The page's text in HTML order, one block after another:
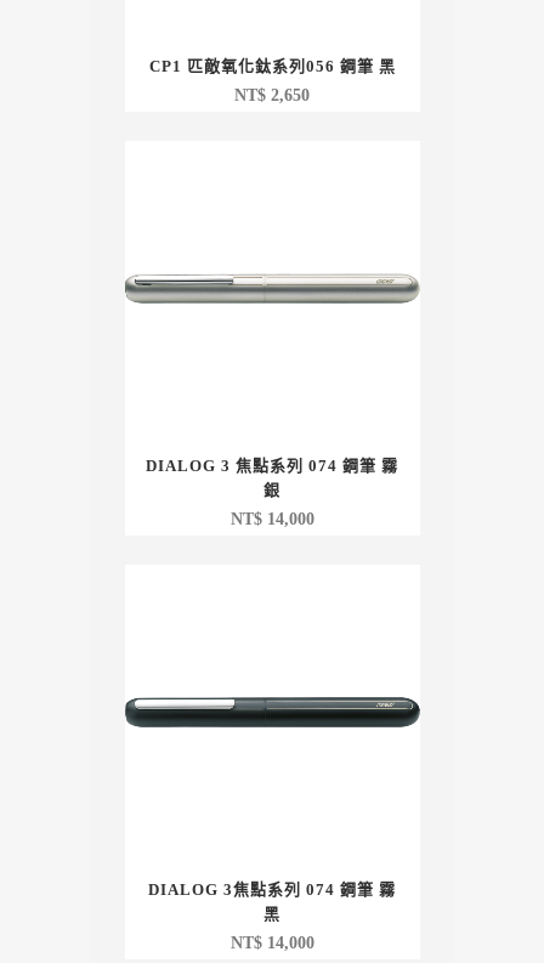
CP1 匹敵氧化鈦系列056 鋼筆 黑
NT$ 2,650
DIALOG 3 焦點系列 074 鋼筆 霧
銀
NT$14,000
DIALOG 3焦點系列 074 鋼筆 霧
黑
NT$14,000